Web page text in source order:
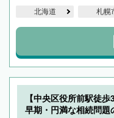
北海道 札幌
【中央区役所前駅徒
早期・円満な相続問題